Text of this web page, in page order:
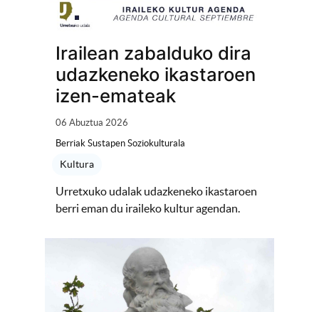
Irailean zabalduko dira
udazkeneko ikastaroen
izen-emateak
06 Abuztua 2026
Berriak Sustapen Soziokulturala
Kultura
Urretxuko udalak udazkeneko ikastaroen
berri eman du iraileko kultur agendan.